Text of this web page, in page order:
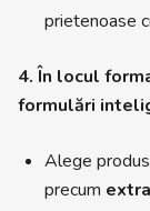
prietenoase
4. În locul
formulări
Alege
precum